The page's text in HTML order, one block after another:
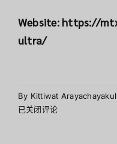
Website:https://
ultra/
By Kittiwat Arayachayakul
已关闭评论